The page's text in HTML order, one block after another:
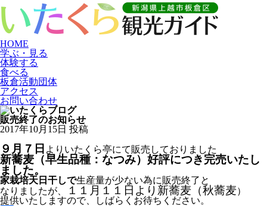
HOME
学ぶ・見る
体験する
食べる
板倉活動団体
アクセス
お問い合わせ
販売終了のお知らせ
2017年10月15日 投稿
９月７日 よりいたくら亭にて販売しておりました
新蕎麦（早生品種：なつみ）好評につき完売いたし
ました。
家栽培天日干しで生産量が少ない為に販売終了と
なりましたが、
１１月１１日より新蕎麦（秋蕎麦）
提供いたしますので、しばらくお待ちください。